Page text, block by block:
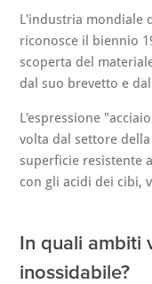
L'industria mondiale
riconosce il biennio
scoperta del
dal suo brevetto e
L'espressione
volta dal settore
superficie resistente
con gli acidi dei cibi,
In quali ambiti
inossidabile?